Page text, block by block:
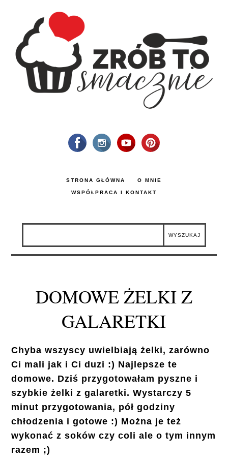
STRONA GŁÓWNA O MNIE
WSPÓŁPRACA I KONTAKT
DOMOWE ŻELKI Z
GALARETKI
Chyba wszyscy uwielbiają żelki, zarówno
Ci mali jak i Ci duzi :) Najlepsze te
domowe. Dziś przygotowałam pyszne i
szybkie żelki z galaretki. Wystarczy 5
minut przygotowania, pół godziny
chłodzenia i gotowe :) Można je też
wykonać z soków czy coli ale o tym innym
razem ;)